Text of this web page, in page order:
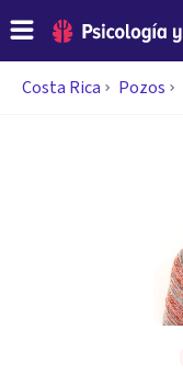
Costa Rica Pozos